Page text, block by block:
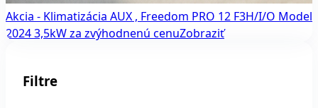
Akcia - Klimatizácia AUX , Freedom PRO 12 F3H/I/O Model
2024 3,5kW za zvýhodnenú cenuZobraziť
Filtre